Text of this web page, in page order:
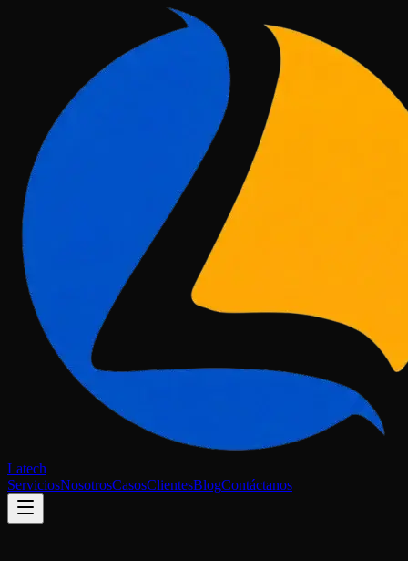
Latech
ServiciosNosotrosCasosClientesBlogContáctanos